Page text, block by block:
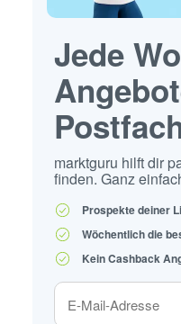
Jede
marktguru hilft dir
finden. Ganz
Prospekte deiner
Wöchentlich die
Kein Cashback